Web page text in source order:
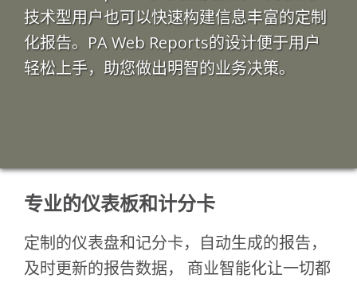
技术型用户也可以快速构建信息丰富的定制
化报告。PA Web Reports的设计便于用户
轻松上手，助您做出明智的业务决策。
专业的仪表板和计分卡
定制的仪表盘和记分卡，自动生成的报告，
及时更新的报告数据， 商业智能化让一切都